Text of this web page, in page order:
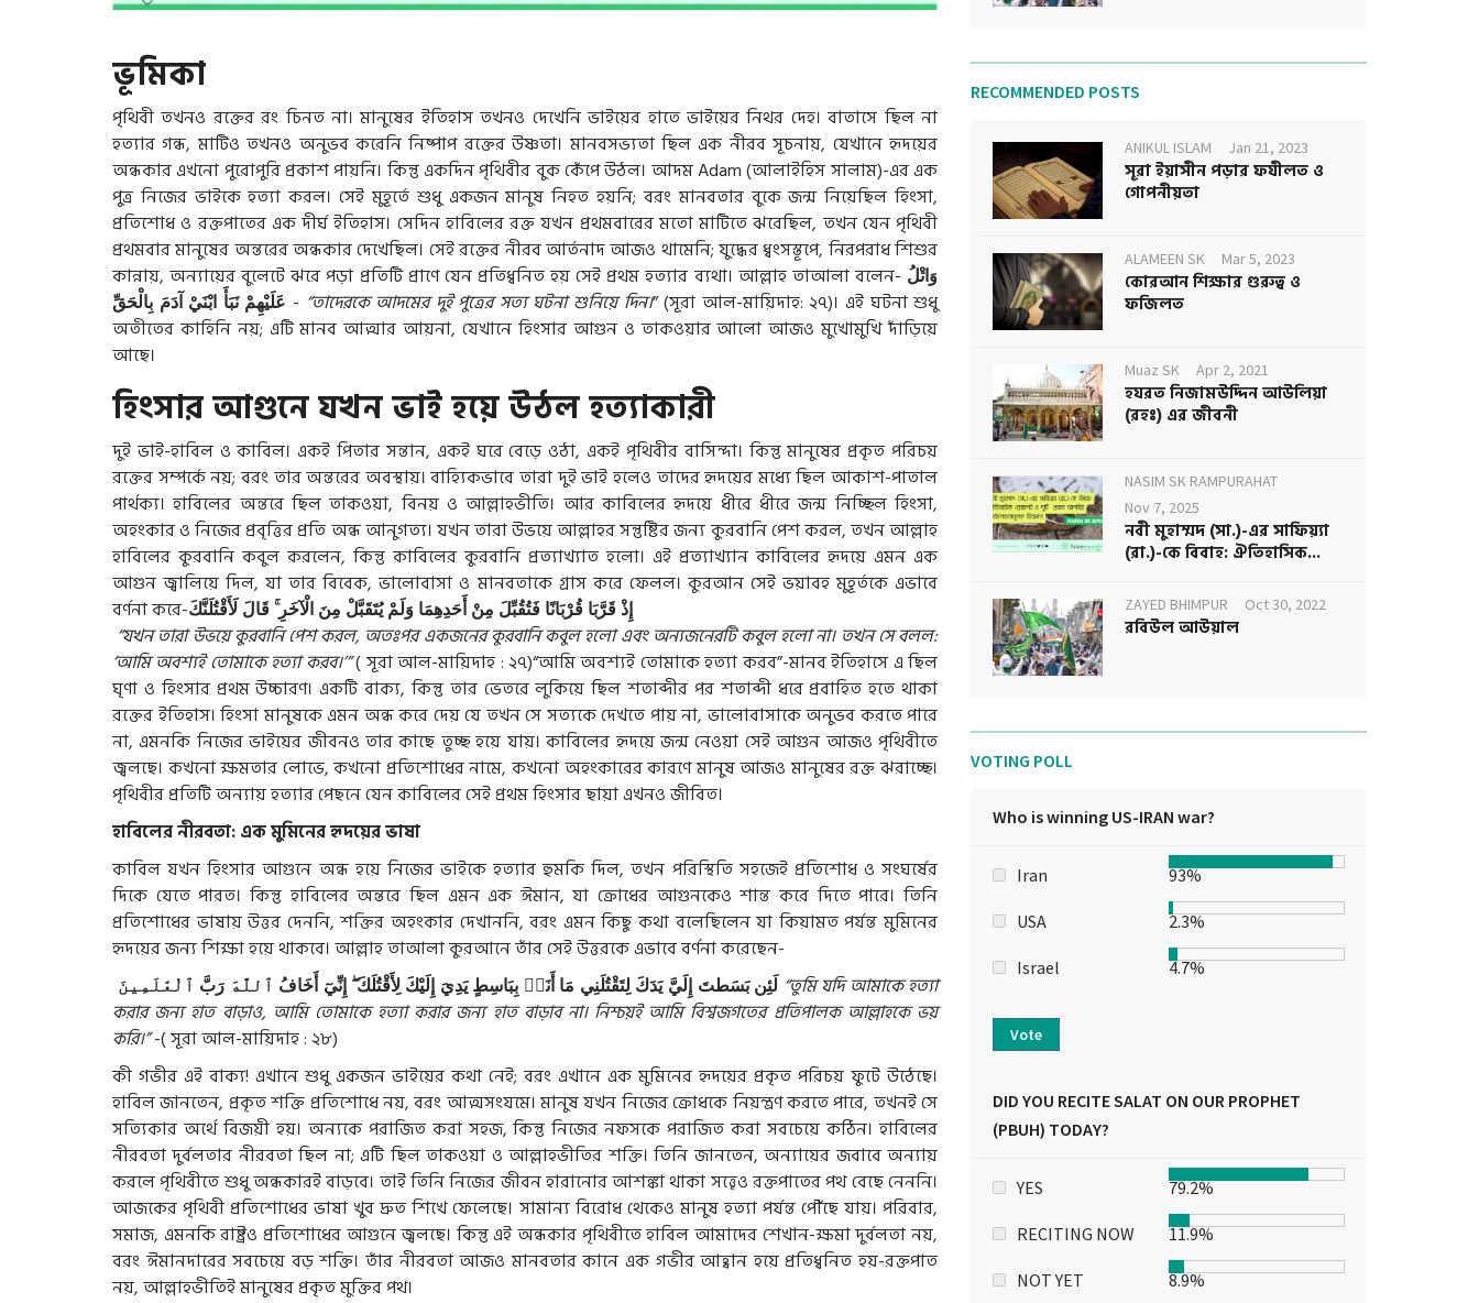
ভূমিকা
পৃথিবী তখনও রক্তের রং চিনত না। মানুষের ইতিহাস তখনও দেখেনি ভাইয়ের হাতে ভাইয়ের নিথর দেহ। বাতাসে ছিল না
হত্যার গন্ধ, মাটিও তখনও অনুভব করেনি নিষ্পাপ রক্তের উষ্ণতা। মানবসভ্যতা ছিল এক নীরব সূচনায়, যেখানে হৃদয়ের
অন্ধকার এখনো পুরোপুরি প্রকাশ পায়নি। কিন্তু একদিন পৃথিবীর বুক কেঁপে উঠল। আদম Adam (আলাইহিস সালাম)-এর এক
পুত্র নিজের ভাইকে হত্যা করল। সেই মুহূর্তে শুধু একজন মানুষ নিহত হয়নি; বরং মানবতার বুকে জন্ম নিয়েছিল হিংসা,
প্রতিশোধ ও রক্তপাতের এক দীর্ঘ ইতিহাস। সেদিন হাবিলের রক্ত যখন প্রথমবারের মতো মাটিতে ঝরেছিল, তখন যেন পৃথিবী
প্রথমবার মানুষের অন্তরের অন্ধকার দেখেছিল। সেই রক্তের নীরব আর্তনাদ আজও থামেনি; যুদ্ধের ধ্বংসস্তূপে, নিরপরাধ শিশুর
কান্নায়, অন্যায়ের বুলেটে ঝরে পড়া প্রতিটি প্রাণে যেন প্রতিধ্বনিত হয় সেই প্রথম হত্যার ব্যথা। আল্লাহ তাআলা বলেন- وَاتْلُ
عَلَيْهِمْ نَبَأَ ابْنَيْ آدَمَ بِالْحَقِّ - “তাদেরকে আদমের দুই পুত্রের সত্য ঘটনা শুনিয়ে দিন।” (সূরা আল-মায়িদাহ: ২৭)। এই ঘটনা শুধু
অতীতের কাহিনি নয়; এটি মানব আত্মার আয়না, যেখানে হিংসার আগুন ও তাকওয়ার আলো আজও মুখোমুখি দাঁড়িয়ে
আছে।
হিংসার আগুনে যখন ভাই হয়ে উঠল হত্যাকারী
দুই ভাই-হাবিল ও কাবিল। একই পিতার সন্তান, একই ঘরে বেড়ে ওঠা, একই পৃথিবীর বাসিন্দা। কিন্তু মানুষের প্রকৃত পরিচয়
রক্তের সম্পর্কে নয়; বরং তার অন্তরের অবস্থায়। বাহ্যিকভাবে তারা দুই ভাই হলেও তাদের হৃদয়ের মধ্যে ছিল আকাশ-পাতাল
পার্থক্য। হাবিলের অন্তরে ছিল তাকওয়া, বিনয় ও আল্লাহভীতি। আর কাবিলের হৃদয়ে ধীরে ধীরে জন্ম নিচ্ছিল হিংসা,
অহংকার ও নিজের প্রবৃত্তির প্রতি অন্ধ আনুগত্য। যখন তারা উভয়ে আল্লাহর সন্তুষ্টির জন্য কুরবানি পেশ করল, তখন আল্লাহ
হাবিলের কুরবানি কবুল করলেন, কিন্তু কাবিলের কুরবানি প্রত্যাখ্যাত হলো। এই প্রত্যাখ্যান কাবিলের হৃদয়ে এমন এক
আগুন জ্বালিয়ে দিল, যা তার বিবেক, ভালোবাসা ও মানবতাকে গ্রাস করে ফেলল। কুরআন সেই ভয়াবহ মুহূর্তকে এভাবে
বর্ণনা করে-
إِذْقَرَّبَاقُرْبَانًافَتُقُبِّلَ مِنْأَحَدِهِمَاوَلَمْيُتَقَبَّلْ مِنَالْآخَرِ قَالَلَأَقْتُلَنَّكَ
“যখন তারা উভয়ে কুরবানি পেশ করল, অতঃপর একজনের কুরবানি কবুল হলো এবং অন্যজনেরটি কবুল হলো না। তখন সে বলল:
‘আমি অবশ্যই তোমাকে হত্যা করব।’”( সূরা আল-মায়িদাহ : ২৭)“আমি অবশ্যই তোমাকে হত্যা করব”-মানব ইতিহাসে এ ছিল
ঘৃণা ও হিংসার প্রথম উচ্চারণ। একটি বাক্য, কিন্তু তার ভেতরে লুকিয়ে ছিল শতাব্দীর পর শতাব্দী ধরে প্রবাহিত হতে থাকা
রক্তের ইতিহাস। হিংসা মানুষকে এমন অন্ধ করে দেয় যে তখন সে সত্যকে দেখতে পায় না, ভালোবাসাকে অনুভব করতে পারে
না, এমনকি নিজের ভাইয়ের জীবনও তার কাছে তুচ্ছ হয়ে যায়। কাবিলের হৃদয়ে জন্ম নেওয়া সেই আগুন আজও পৃথিবীতে
জ্বলছে। কখনো ক্ষমতার লোভে, কখনো প্রতিশোধের নামে, কখনো অহংকারের কারণে মানুষ আজও মানুষের রক্ত ঝরাচ্ছে।
পৃথিবীর প্রতিটি অন্যায় হত্যার পেছনে যেন কাবিলের সেই প্রথম হিংসার ছায়া এখনও জীবিত।
হাবিলের নীরবতা: এক মুমিনের হৃদয়ের ভাষা
কাবিল যখন হিংসার আগুনে অন্ধ হয়ে নিজের ভাইকে হত্যার হুমকি দিল, তখন পরিস্থিতি সহজেই প্রতিশোধ ও সংঘর্ষের
দিকে যেতে পারত। কিন্তু হাবিলের অন্তরে ছিল এমন এক ঈমান, যা ক্রোধের আগুনকেও শান্ত করে দিতে পারে। তিনি
প্রতিশোধের ভাষায় উত্তর দেননি, শক্তির অহংকার দেখাননি, বরং এমন কিছু কথা বলেছিলেন যা কিয়ামত পর্যন্ত মুমিনের
হৃদয়ের জন্য শিক্ষা হয়ে থাকবে। আল্লাহ তাআলা কুরআনে তাঁর সেই উত্তরকে এভাবে বর্ণনা করেছেন-
لَئِن بَسَطتَ إِلَيَّ يَدَكَلِتَقْتُلَنِي مَاأَنَا۠ بِبَاسِطٍ يَدِيَ إِلَيْكَ لِأَقْتُلَكَ إِنِّيٓ أَخَافُ ٱللَّهَ رَبَّ ٱلْعَٰلَمِينَ
“তুমি যদি আমাকে হত্যা
করার জন্য হাত বাড়াও, আমি তোমাকে হত্যা করার জন্য হাত বাড়াব না। নিশ্চয়ই আমি বিশ্বজগতের প্রতিপালক আল্লাহকে ভয়
করি।”-( সূরা আল-মায়িদাহ : ২৮)
কী গভীর এই বাক্য! এখানে শুধু একজন ভাইয়ের কথা নেই; বরং এখানে এক মুমিনের হৃদয়ের প্রকৃত পরিচয় ফুটে উঠেছে।
হাবিল জানতেন, প্রকৃত শক্তি প্রতিশোধে নয়, বরং আত্মসংযমে। মানুষ যখন নিজের ক্রোধকে নিয়ন্ত্রণ করতে পারে, তখনই সে
সত্যিকার অর্থে বিজয়ী হয়। অন্যকে পরাজিত করা সহজ, কিন্তু নিজের নফসকে পরাজিত করা সবচেয়ে কঠিন। হাবিলের
নীরবতা দুর্বলতার নীরবতা ছিল না; এটি ছিল তাকওয়া ও আল্লাহভীতির শক্তি। তিনি জানতেন, অন্যায়ের জবাবে অন্যায়
করলে পৃথিবীতে শুধু অন্ধকারই বাড়বে। তাই তিনি নিজের জীবন হারানোর আশঙ্কা থাকা সত্ত্বেও রক্তপাতের পথ বেছে নেননি।
আজকের পৃথিবী প্রতিশোধের ভাষা খুব দ্রুত শিখে ফেলেছে। সামান্য বিরোধ থেকেও মানুষ হত্যা পর্যন্ত পৌঁছে যায়। পরিবার,
সমাজ, এমনকি রাষ্ট্রও প্রতিশোধের আগুনে জ্বলছে। কিন্তু এই অন্ধকার পৃথিবীতে হাবিল আমাদের শেখান-ক্ষমা দুর্বলতা নয়,
বরং ঈমানদারের সবচেয়ে বড় শক্তি। তাঁর নীরবতা আজও মানবতার কানে এক গভীর আহ্বান হয়ে প্রতিধ্বনিত হয়-রক্তপাত
নয়, আল্লাহভীতিই মানুষের প্রকৃত মুক্তির পথ।
RECOMMENDED POSTS
ANIKUL ISLAM Jan 21, 2023
সূরা ইয়াসীন পড়ার ফযীলত ও
গোপনীয়তা
ALAMEEN SK Mar 5, 2023
কোরআন শিক্ষার গুরুত্ব ও
ফজিলত
Muaz SK Apr 2, 2021
হযরত নিজামউদ্দিন আউলিয়া
(রহঃ) এর জীবনী
NASIM SK RAMPURAHAT
Nov 7, 2025
নবী মুহাম্মদ (সা.)-এর সাফিয়্যা
(রা.)-কে বিবাহ: ঐতিহাসিক...
ZAYED BHIMPUR Oct 30, 2022
রবিউল আউয়াল
VOTING POLL
Who is winning US-IRAN war?
Iran 93%
USA 2.3%
Israel 4.7%
Vote
DID YOU RECITE SALAT ON OUR PROPHET
(PBUH) TODAY?
YES 79.2%
RECITING NOW 11.9%
NOT YET 8.9%